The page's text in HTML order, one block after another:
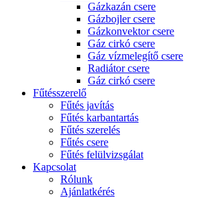
Gázkazán csere
Gázbojler csere
Gázkonvektor csere
Gáz cirkó csere
Gáz vízmelegítő csere
Radiátor csere
Gáz cirkó csere
Fűtésszerelő
Fűtés javítás
Fűtés karbantartás
Fűtés szerelés
Fűtés csere
Fűtés felülvizsgálat
Kapcsolat
Rólunk
Ajánlatkérés